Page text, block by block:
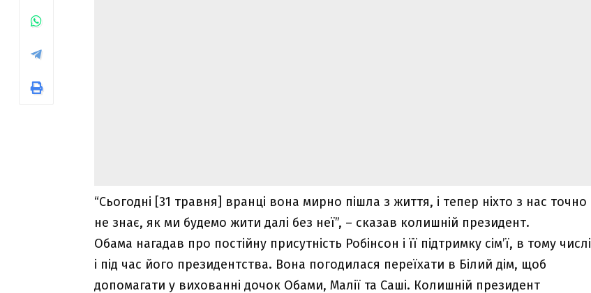
“Сьогодні [31 травня] вранці вона мирно пішла з життя, і тепер ніхто з нас точно
не знає, як ми будемо жити далі без неї”, – сказав колишній президент.
Обама нагадав про постійну присутність Робінсон і її підтримку сім’ї, в тому числі
і під час його президентства. Вона погодилася переїхати в Білий дім, щоб
допомагати у вихованні дочок Обами, Малії та Саші. Колишній президент